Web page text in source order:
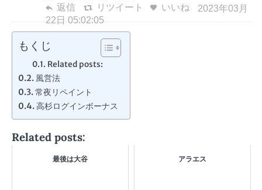
返信 リツイート いいね
2023年03月
22日 05:02:05
もくじ
Related posts:
風営法
常夜リペイント
高杉ログインボーナス
Related posts:
最後は大谷 アラエス